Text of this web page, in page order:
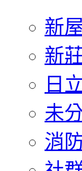
新
新
日
未
消